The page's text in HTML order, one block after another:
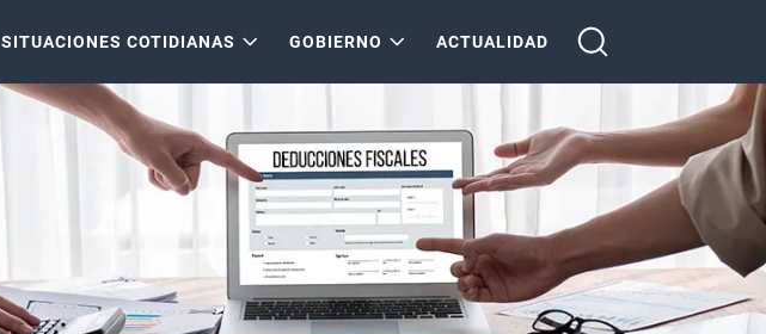
SITUACIONES COTIDIANAS GOBIERNO ACTUALIDAD